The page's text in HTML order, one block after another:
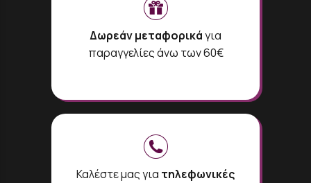
Δωρεάν μεταφορικάγια
παραγγελίες άνω των 60€
Καλέστε μας για τηλεφωνικές